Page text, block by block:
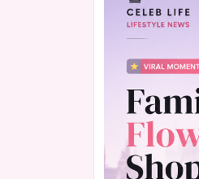
trường. Đây
chuyện quốc